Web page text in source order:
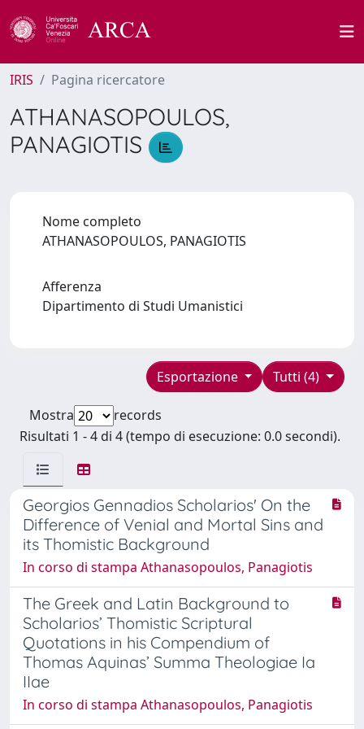
IRIS Pagina ricercatore
ATHANASOPOULOS,
PANAGIOTIS
Nome completo
ATHANASOPOULOS, PANAGIOTIS
Afferenza
Dipartimento di Studi Umanistici
Tutti (4)
Esportazione
Mostra
records
Risultati 1 - 4 di 4 (tempo di esecuzione: 0.0 secondi).
Georgios Gennadios Scholarios' On the
Difference of Venial and Mortal Sins and
its Thomistic Background
In corso di stampa Athanasopoulos, Panagiotis
The Greek and Latin Background to
Scholarios’ Thomistic Scriptural
Quotations in his Compendium of
Thomas Aquinas’ Summa Theologiae Ia
IIae
In corso di stampa Athanasopoulos, Panagiotis